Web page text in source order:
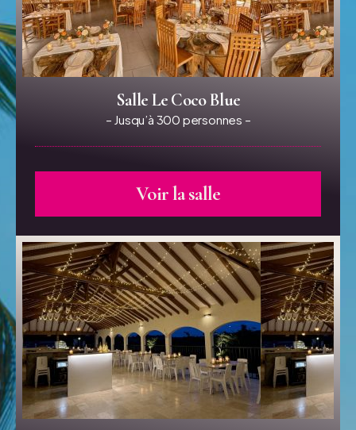
Salle Le Coco Blue
– Jusqu’à 300 personnes –
Voir la salle